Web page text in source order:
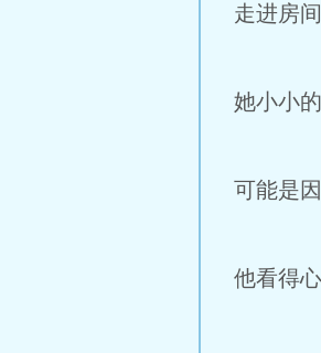
走进房
她小小
可能是
他看得